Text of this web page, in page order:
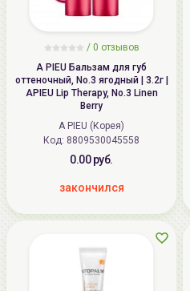
/ 0 отзывов
A PIEU Бальзам для губ
оттеночный, No.3 ягодный | 3.2г |
APIEU Lip Therapy, No.3 Linen
Berry
A PIEU (Корея)
Код: 8809530045558
0.00 руб.
закончился